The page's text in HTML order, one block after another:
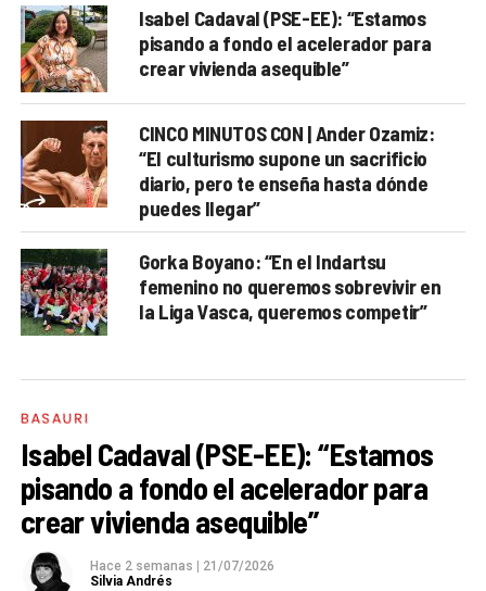
Isabel Cadaval (PSE-EE): “Estamos
pisando a fondo el acelerador para
crear vivienda asequible”
CINCO MINUTOS CON | Ander Ozamiz:
“El culturismo supone un sacrificio
diario, pero te enseña hasta dónde
puedes llegar”
Gorka Boyano: “En el Indartsu
femenino no queremos sobrevivir en
la Liga Vasca, queremos competir”
BASAURI
Isabel Cadaval (PSE-EE): “Estamos
pisando a fondo el acelerador para
crear vivienda asequible”
Hace 2 semanas
21/07/2026
Silvia Andrés